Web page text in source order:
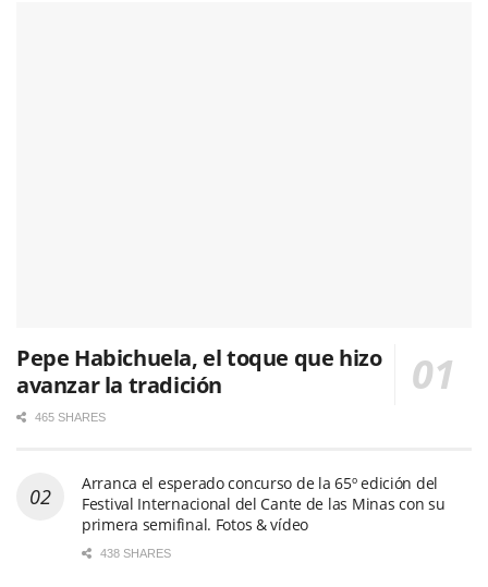
Pepe Habichuela, el toque que hizo
avanzar la tradición
465 SHARES
Arranca el esperado concurso de la 65º edición del
Festival Internacional del Cante de las Minas con su
primera semifinal. Fotos & vídeo
438 SHARES